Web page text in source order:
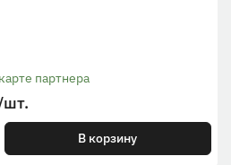
партнера
В корзину